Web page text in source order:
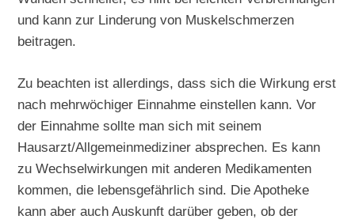
und kann zur Linderung von Muskelschmerzen
beitragen.
Zu beachten ist allerdings, dass sich die Wirkung erst
nach mehrwöchiger Einnahme einstellen kann. Vor
der Einnahme sollte man sich mit seinem
Hausarzt/Allgemeinmediziner absprechen. Es kann
zu Wechselwirkungen mit anderen Medikamenten
kommen, die lebensgefährlich sind. Die Apotheke
kann aber auch Auskunft darüber geben, ob der